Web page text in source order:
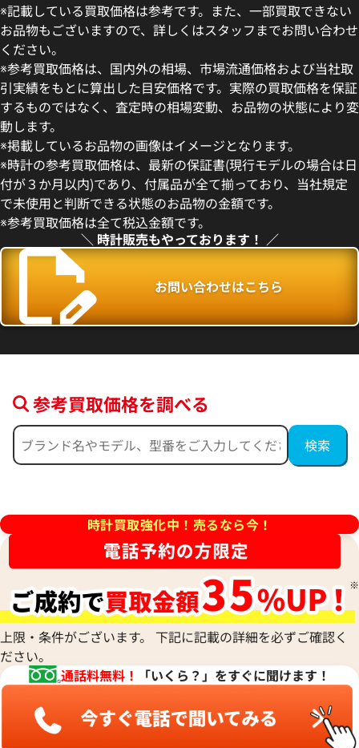
ッピーダイヤモンド リボン
シルバー
格
日時点の参考買取価格です
参考買取価格
683,000円
※2025年2月9日時点の参考買
格
日時点の参考買取価格です
参考買取価格
588,000 円
※2022年2月27日時点の参考
※記載している買取価格は参考です。また、一部買取できない
お品物もございますので、詳しくはスタッフまでお問い合わせ
ください。
※参考買取価格は、国内外の相場、市場流通価格および当社取
引実績をもとに算出した目安価格です。実際の買取価格を保証
するものではなく、査定時の相場変動、お品物の状態により変
動します。
※掲載しているお品物の画像はイメージとなります。
※時計の参考買取価格は、最新の保証書(現行モデルの場合は日
付が３か月以内)であり、付属品が全て揃っており、当社規定
で未使用と判断できる状態のお品物の金額です。
※参考買取価格は全て税込金額です。
＼ 時計販売もやっております！ ／
お問い合わせはこちら
参考買取価格を調べる
時計買取強化中！売るなら今！
上限・条件がございます。 下記に記載の詳細を必ずご確認く
ださい。
通話料無料！
「いくら？」をすぐに聞けます！